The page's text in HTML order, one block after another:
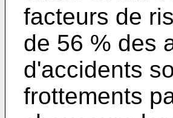
facteurs de
de 56 % des
d'accidents
frottements